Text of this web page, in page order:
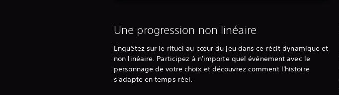
Une progression non linéaire
Enquêtez sur le rituel au cœur du jeu dans ce récit dynamique et
non linéaire. Participez à n'importe quel événement avec le
personnage de votre choix et découvrez comment l'histoire
s'adapte en temps réel.